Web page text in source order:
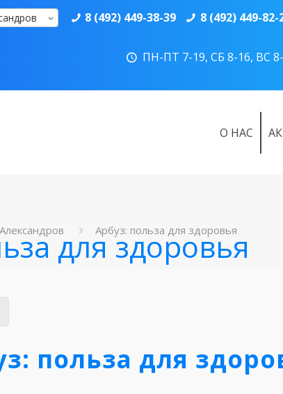
8 (492) 449-38-39 8 (492) 449-82-
ПН-ПТ 7-19, СБ 8-16, ВС
О НАС
Арбуз: польза для здоровья
для здоровья
польза для